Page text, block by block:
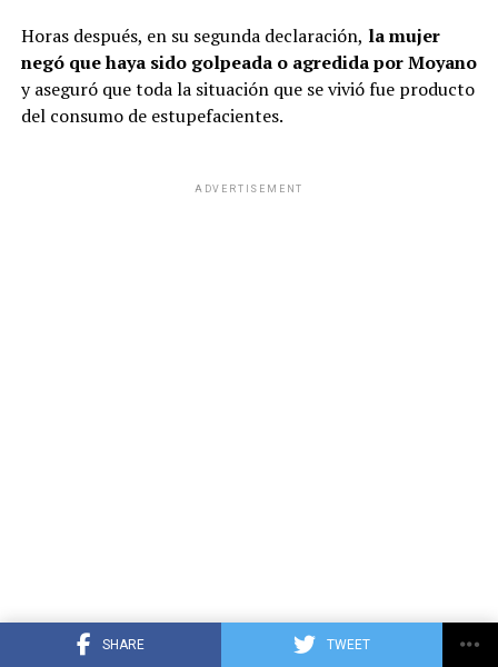
SHARE TWEET
Horas después, en su segunda declaración, la mujer
negó que haya sido golpeada o agredida por Moyano
y aseguró que toda la situación que se vivió fue producto
del consumo de estupefacientes.
ADVERTISEMENT